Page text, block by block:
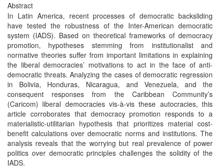
Abstract
In Latin America, recent processes of democratic backsliding
have tested the robustness of the Inter-American democratic
system (IADS). Based on theoretical frameworks of democ­racy
promotion, hypotheses stemming from institutionalist and
normative theories suffer from important limitations in explaining
the liberal democracies’ motivations to act in the face of anti-
democratic threats. Analyzing the cases of democratic regression
in Bolivia, Honduras, Nicaragua, and Venezuela, and the
consequent responses from the Caribbean Community’s
(Caricom) liberal democracies vis-à-vis these autocracies, this
article cor­roborates that democracy promotion responds to a
materialistic-utilitarian hypothesis that prioritizes material cost-
benefit calculations over democratic norms and institutions. The
analysis reveals that the worrying but real prevalence of power
politics over democratic principles challenges the solidity of the
IADS.